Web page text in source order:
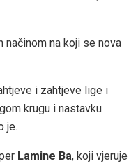
načinom na koji se nova
i zahtjeve lige i
krugu i nastavku
je.
Lamine Ba, koji vjeruje